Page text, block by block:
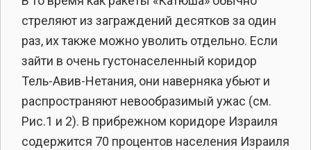
стреляют из заграждений десятков за один
раз, их также можно уволить отдельно. Если
зайти в очень густонаселенный коридор
Тель-Авив-Нетания, они наверняка убьют и
распространяют невообразимый ужас (см.
Рис.1 и 2). В прибрежном коридоре Израиля
содержится 70 процентов населения Израиля